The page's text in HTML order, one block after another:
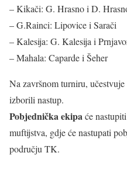
– Kikači: G. Hrasno i D.
– G.Rainci: Lipovice i Sarači
– Kalesija: G. Kalesija i
– Mahala: Caparde i Šeher
Na završnom turniru,
izborili nastup.
Pobjednička ekipaće
muftijstva, gdje će nastupati
području TK.